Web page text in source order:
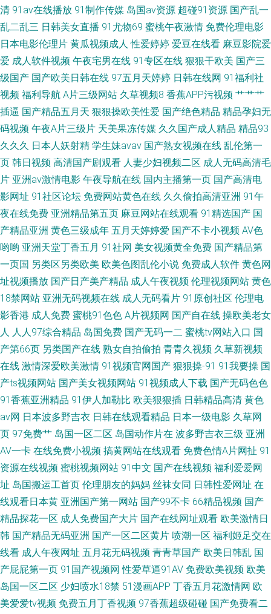
清 91av在线播放 91制作传媒 岛国av资源 超碰91资源 国产乱一
乱二乱三 日韩美女直播 91尤物69 蜜桃午夜激情 免费伦理电影
日本电影伦理片 黄瓜视频成人 性爱婷婷 爱豆在线看 麻豆影院爱
爱 成人软件视频 午夜宅男在线 91专区在线 狠狠干欧美 国产三
级国产 国产欧美日韩在线 97五月天婷婷 日韩在线网 91福利社
视频 福利导航 A片三级网站 久草视频8 香蕉APP污视频 艹艹艹
插逼 国产精品五月天 狠狠操欧美性爱 国产绝色精品 精品孕妇无
码视频 午夜A片三级片 天美果冻传媒 久久国产成人精品 精品93
久久久 日本人妖射精 学生妹avav 国产熟女视频在线 乱伦第一
页 韩日视频 高清国产剧观看 人妻少妇视频二区 成人无码高清毛
片 亚洲av激情电影 午夜导航在线 国内主播第一页 国产高清电
影网址 91社区论坛 免费网站黄色在线 久久偷拍高清亚洲 91午
夜在线免费 亚洲精品第五页 麻豆网站在线观看 91精选国产 国
产精品亚洲 黄色三级成年 五月天婷婷爱 国产不卡小视频 AV色
哟哟 亚洲天堂丁香五月 91社网 美女视频黄全免费 国产精品第
一页国 另类区另类欧美 欧美色图乱伦小说 免费成人软件 黄色网
址视频播放 国产日产美产精品 成人午夜视频 伦理视频网站 黄色
18禁网站 亚洲无码视频在线 成人无码看片 91原创社区 伦理电
影香港 成人免费 蜜桃91色色 A片视频网 国产自在线 操欧美老女
人 人人97综合精品 岛国免费 国产无码一二 蜜桃tv网站入口 国
产第66页 另类国产在线 熟女自拍偷拍 青青久视频 久草新视频
在线 激情深爱欧美激情 91视频官网国产 狠狠操-91 91我要操 国
产ts视频网站 国产美女视频网站 91视频成人下载 国产无码色色
91香蕉亚洲精品 91伊人加勒比 欧美狠狠插 日韩精品高清 黄色
av网 日本波多野吉衣 日韩在线观看精品 日本一级电影 久草网
页 97免费艹 岛国一区二区 岛国动作片在 波多野吉衣三级 亚洲
AV一卡 在线免费小视频 搞黄网站在线观看 免费色情A片网扯 91
资源在线视频 蜜桃视频网站 91中文 国产在线视频 福利爱爱网
址 岛国搬运工首页 伦理朋友的妈妈 丝袜女同 日韩性爱网址 在
线观看日本黄 亚洲国产第一网站 国产99不卡 66精品视频 国产
精品探花一区 成人免费国产大片 国产在线网址观看 欧美激情日
韩 国产精品无码亚洲 国产一区二区黄片 喷潮一区 福利姬足交在
线看 成人午夜网址 五月花无码视频 青青草国产 欧美日韩乱 国
产屁屁第一页 91国产视频网 性爱草逼91AV 免费欧美视频 欧美
岛国一区二区 少妇喷水18禁 51漫画APP 丁香五月花激情网 欧
美爱爱tv视频 免费五月丁香视频 97香蕉超级碰碰 国产免费看二